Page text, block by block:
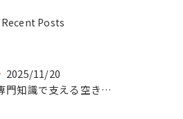
Recent Posts
2025/11/20
専門知識で支える空き家管理の重要ポイント